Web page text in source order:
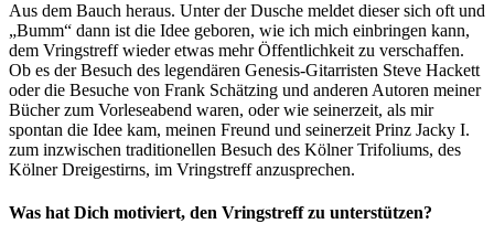
Aus dem Bauch heraus. Unter der Dusche meldet dieser sich oft und
„Bumm“ dann ist die Idee geboren, wie ich mich einbringen kann,
dem Vringstreff wieder etwas mehr Öffentlichkeit zu verschaffen.
Ob es der Besuch des legendären Genesis-Gitarristen Steve Hackett
oder die Besuche von Frank Schätzing und anderen Autoren meiner
Bücher zum Vorleseabend waren, oder wie seinerzeit, als mir
spontan die Idee kam, meinen Freund und seinerzeit Prinz Jacky I.
zum inzwischen traditionellen Besuch des Kölner Trifoliums, des
Kölner Dreigestirns, im Vringstreff anzusprechen.
Was hat Dich motiviert, den Vringstreff zu unterstützen?